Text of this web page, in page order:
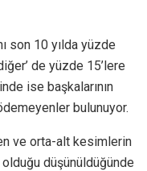
son 10 yılda yüzde
de yüzde 15’lere
ise başkalarının
bulunuyor.
ve orta-alt kesimlerin
düşünüldüğünde